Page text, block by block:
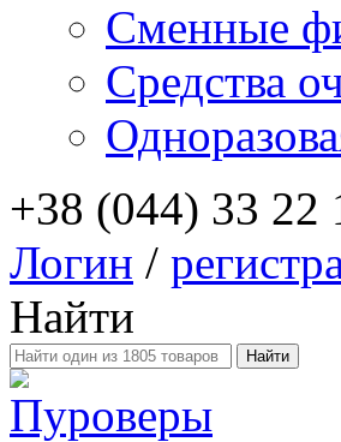
Сменные
Средства
+38 (044) 33 22
Логин /
Найти
Пуроверы